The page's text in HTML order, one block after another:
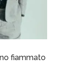
fiammato